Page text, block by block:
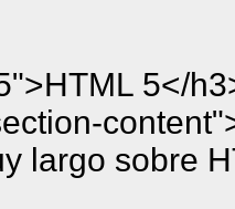
5</
largo sobre